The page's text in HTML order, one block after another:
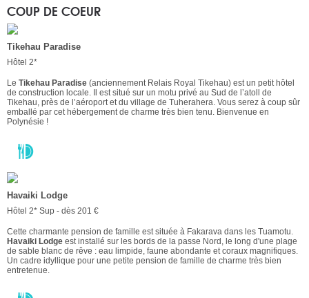
COUP DE COEUR
Tikehau Paradise
Hôtel 2*
Le Tikehau Paradise (anciennement Relais Royal Tikehau) est un petit hôtel
de construction locale. Il est situé sur un motu privé au Sud de l’atoll de
Tikehau, près de l’aéroport et du village de Tuherahera. Vous serez à coup sûr
emballé par cet hébergement de charme très bien tenu. Bienvenue en
Polynésie !
Havaiki Lodge
Hôtel 2* Sup - dès 201 €
Cette charmante pension de famille est située à Fakarava dans les Tuamotu.
Havaiki Lodge est installé sur les bords de la passe Nord, le long d'une plage
de sable blanc de rêve : eau limpide, faune abondante et coraux magnifiques.
Un cadre idyllique pour une petite pension de famille de charme très bien
entretenue.